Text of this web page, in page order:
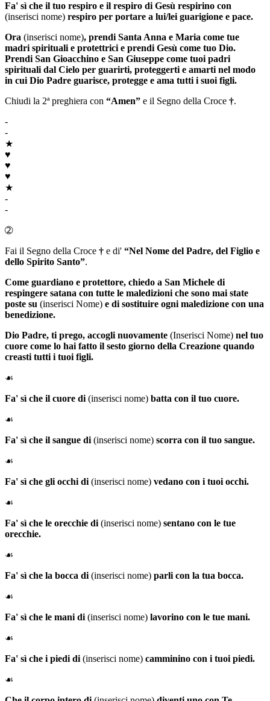
Fa' sì che il tuo respiro e il respiro di Gesù respirino con
(inserisci nome) respiro per portare a lui/lei guarigione e pace.
Ora (inserisci nome), prendi Santa Anna e Maria come tue
madri spirituali e protettrici e prendi Gesù come tuo Dio.
Prendi San Gioacchino e San Giuseppe come tuoi padri
spirituali dal Cielo per guarirti, proteggerti e amarti nel modo
in cui Dio Padre guarisce, protegge e ama tutti i suoi figli.
Chiudi la 2ª preghiera con “Amen” e il Segno della Croce †.
-
-
★
♥
♥
♥
★
-
-
➁
Fai il Segno della Croce † e di' “Nel Nome del Padre, del Figlio e
dello Spirito Santo”.
Come guardiano e protettore, chiedo a San Michele di
respingere satana con tutte le maledizioni che sono mai state
poste su (inserisci Nome) e di sostituire ogni maledizione con una
benedizione.
Dio Padre, ti prego, accogli nuovamente (Inserisci Nome) nel tuo
cuore come lo hai fatto il sesto giorno della Creazione quando
creasti tutti i tuoi figli.
☙
Fa' sì che il cuore di (inserisci nome) batta con il tuo cuore.
☙
Fa' sì che il sangue di (inserisci nome) scorra con il tuo sangue.
☙
Fa' sì che gli occhi di (inserisci nome) vedano con i tuoi occhi.
☙
Fa' sì che le orecchie di (inserisci nome) sentano con le tue
orecchie.
☙
Fa' sì che la bocca di (inserisci nome) parli con la tua bocca.
☙
Fa' sì che le mani di (inserisci nome) lavorino con le tue mani.
☙
Fa' sì che i piedi di (inserisci nome) camminino con i tuoi piedi.
☙